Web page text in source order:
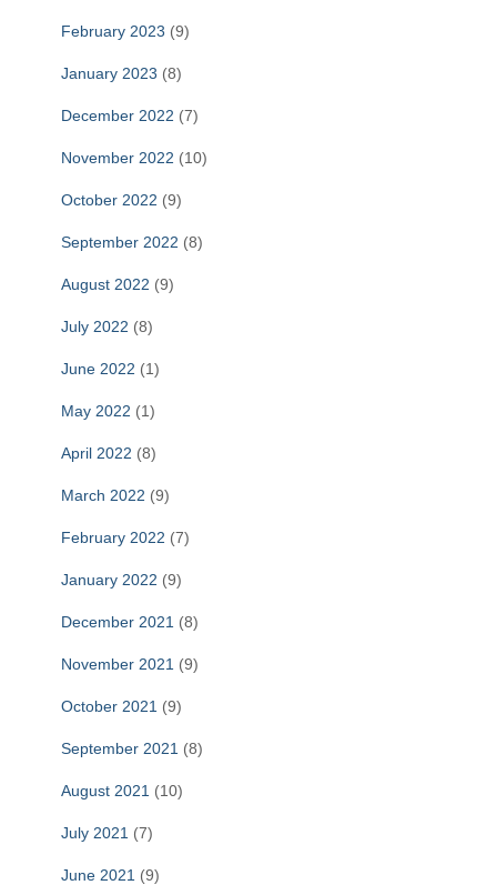
February 2023 (9)
January 2023 (8)
December 2022 (7)
November 2022 (10)
October 2022 (9)
September 2022 (8)
August 2022 (9)
July 2022 (8)
June 2022 (1)
May 2022 (1)
April 2022 (8)
March 2022 (9)
February 2022 (7)
January 2022 (9)
December 2021 (8)
November 2021 (9)
October 2021 (9)
September 2021 (8)
August 2021 (10)
July 2021 (7)
June 2021 (9)